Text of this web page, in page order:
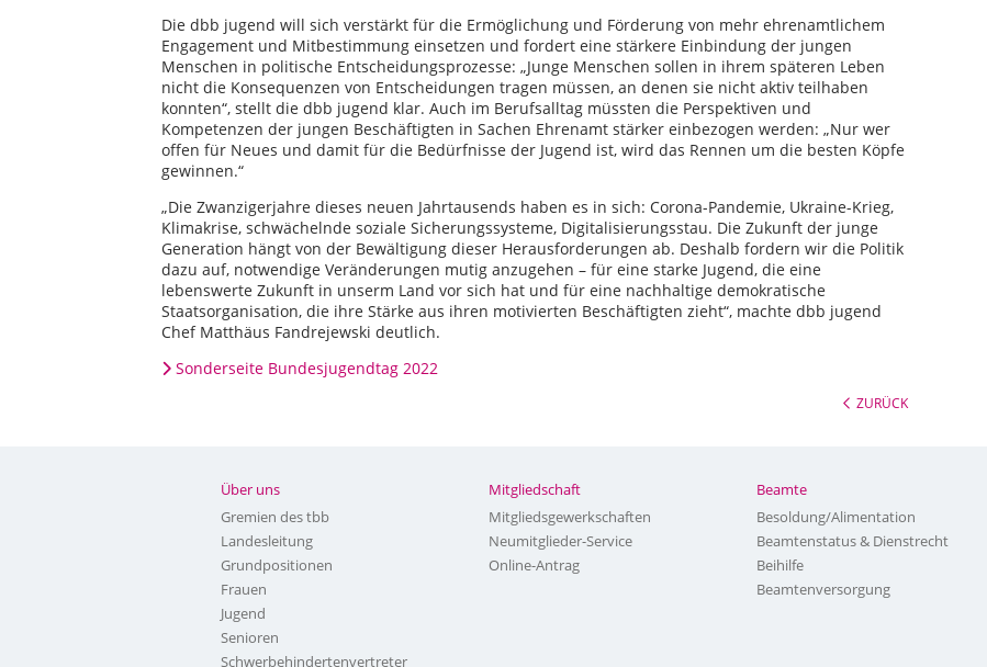
Die dbb jugend will sich verstärkt für die Ermöglichung und Förderung von mehr ehrenamtlichem
Engagement und Mitbestimmung einsetzen und fordert eine stärkere Einbindung der jungen
Menschen in politische Entscheidungsprozesse: „Junge Menschen sollen in ihrem späteren Leben
nicht die Konsequenzen von Entscheidungen tragen müssen, an denen sie nicht aktiv teilhaben
konnten“, stellt die dbb jugend klar. Auch im Berufsalltag müssten die Perspektiven und
Kompetenzen der jungen Beschäftigten in Sachen Ehrenamt stärker einbezogen werden: „Nur wer
offen für Neues und damit für die Bedürfnisse der Jugend ist, wird das Rennen um die besten Köpfe
gewinnen.“
„Die Zwanzigerjahre dieses neuen Jahrtausends haben es in sich: Corona-Pandemie, Ukraine-Krieg,
Klimakrise, schwächelnde soziale Sicherungssysteme, Digitalisierungsstau. Die Zukunft der junge
Generation hängt von der Bewältigung dieser Herausforderungen ab. Deshalb fordern wir die Politik
dazu auf, notwendige Veränderungen mutig anzugehen – für eine starke Jugend, die eine
lebenswerte Zukunft in unserm Land vor sich hat und für eine nachhaltige demokratische
Staatsorganisation, die ihre Stärke aus ihren motivierten Beschäftigten zieht“, machte dbb jugend
Chef Matthäus Fandrejewski deutlich.
Sonderseite Bundesjugendtag 2022
ZURÜCK
Über uns
Gremien des tbb
Landesleitung
Grundpositionen
Frauen
Jugend
Senioren
Schwerbehindertenvertreter
Mitgliedschaft
Mitgliedsgewerkschaften
Neumitglieder-Service
Online-Antrag
Beamte
Besoldung/Alimentation
Beamtenstatus & Dienstrecht
Beihilfe
Beamtenversorgung